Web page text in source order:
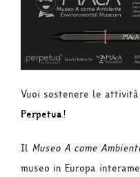
Vuoi sostenere le
Perpetua!
Il Museo A come
museo in Europa